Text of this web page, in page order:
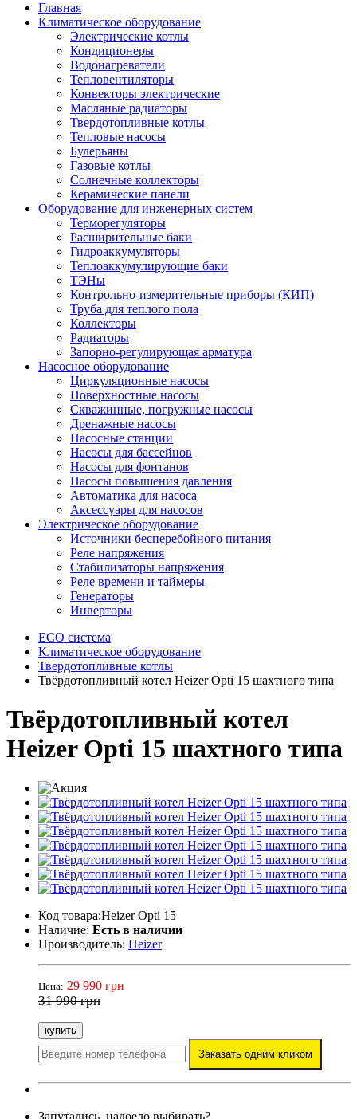
Главная
Климатическое оборудование
Электрические котлы
Кондиционеры
Водонагреватели
Тепловентиляторы
Конвекторы электрические
Масляные радиаторы
Твердотопливные котлы
Тепловые насосы
Булерьяны
Газовые котлы
Солнечные коллекторы
Керамические панели
Оборудование для инженерных систем
Терморегуляторы
Расширительные баки
Гидроаккумуляторы
Теплоаккумулирующие баки
ТЭНы
Контрольно-измерительные приборы (КИП)
Труба для теплого пола
Коллекторы
Радиаторы
Запорно-регулирующая арматура
Насосное оборудование
Циркуляционные насосы
Поверхностные насосы
Скважинные, погружные насосы
Дренажные насосы
Насосные станции
Насосы для бассейнов
Насосы для фонтанов
Насосы повышения давления
Автоматика для насоса
Аксессуары для насосов
Электрическое оборудование
Источники бесперебойного питания
Реле напряжения
Стабилизаторы напряжения
Реле времени и таймеры
Генераторы
Инверторы
ECO система
Климатическое оборудование
Твердотопливные котлы
Твёрдотопливный котел Heizer Opti 15 шахтного типа
Твёрдотопливный котел
Heizer Opti 15 шахтного типа
Код товара:Heizer Opti 15
Наличие: Есть в наличии
Производитель: Heizer
Цена: 29 990 грн
31 990 грн
купить
Заказать одним кликом
Запутались, надоело выбирать?